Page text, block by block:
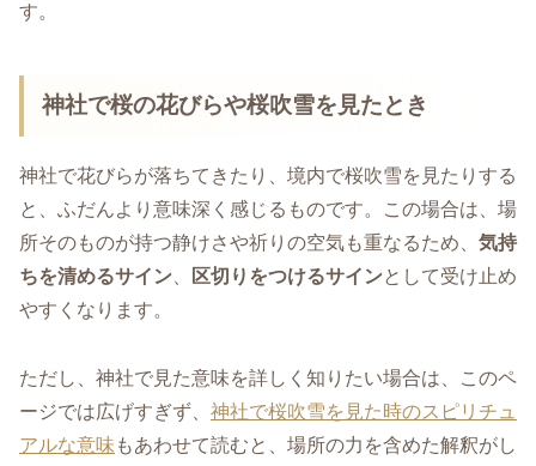
す。
神社で桜の花びらや桜吹雪を見たとき
神社で花びらが落ちてきたり、境内で桜吹雪を見たりする
と、ふだんより意味深く感じるものです。この場合は、場
所そのものが持つ静けさや祈りの空気も重なるため、 気持
ちを清めるサイン
区切りをつけるサインとして受け止め
やすくなります。
ただし、神社で見た意味を詳しく知りたい場合は、このペ
ージでは広げすぎず、 神社で桜吹雪を見た時のスピリチュ
アルな意味 もあわせて読むと、場所の力を含めた解釈がし